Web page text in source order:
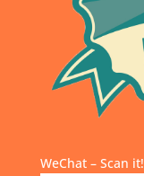
WeChat – Scan it!